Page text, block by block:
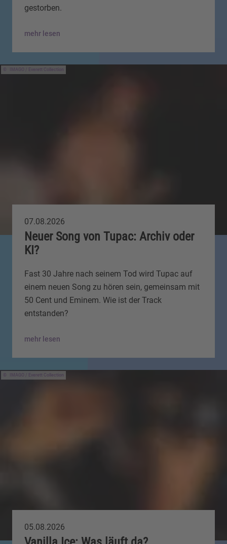
gestorben.
mehr lesen
IMAGO / Everett Collection
07.08.2026
Neuer Song von Tupac: Archiv oder
KI?
Fast 30 Jahre nach seinem Tod wird Tupac auf
einem neuen Song zu hören sein, gemeinsam mit
50 Cent und Eminem. Wie ist der Track
entstanden?
mehr lesen
IMAGO / Everett Collection
05.08.2026